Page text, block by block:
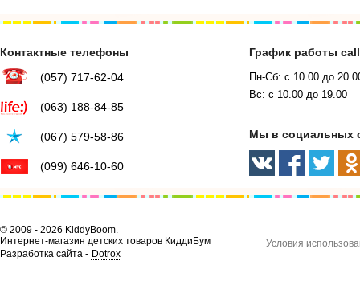
Контактные телефоны
(057) 717-62-04
(063) 188-84-85
(067) 579-58-86
(099) 646-10-60
График работы
Пн-Сб: с 10.00 до
Вс: с 10.00 до 19.00
Мы в социальных
© 2009 - 2026 KiddyBoom.
Интернет-магазин детских товаров КиддиБум
Разработка сайта - Dotrox
Условия